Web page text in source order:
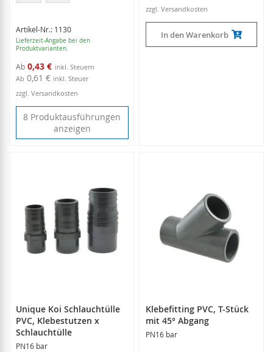
Artikel-Nr.: 1130
Lieferzeit-Angabe bei den
Produktvarianten.
Ab 0,43 €
Ab 0,61 € inkl. Steuer
zzgl. Versandkosten
8 Produktausführungen
anzeigen
zzgl. Versandkosten
In den Warenkorb
Unique Koi Schlauchtülle
PVC, Klebestutzen x
Schlauchtülle
PN16 bar
Klebefitting PVC, T-Stück
mit 45° Abgang
PN16 bar